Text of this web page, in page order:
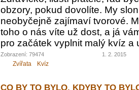
obzory, pokud dovolíte. My
neobyčejně zajímaví tvorové.
toho o nás víte už dost, a já
pro začátek vyplnit malý kvíz a
Zobrazení: 79474 1. 2. 2015
Zvířata Kvíz
CO BY TO BYLO, KDYBY TO